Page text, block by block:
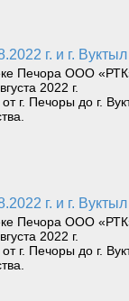
г. и г.
Печора ООО
2022 г.
г. Печоры до г.
г. и г.
Печора ООО
2022 г.
г. Печоры до г.